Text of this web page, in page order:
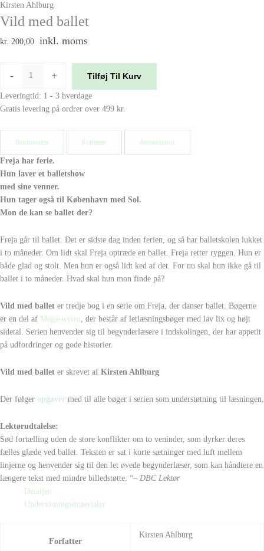
Kirsten Ahlburg
Vild med ballet
kr. 200,00 inkl. moms
- + Tilføj Til Kurv
Leveringtid: 1 - 3 hverdage
Gratis levering på ordrer over 499 kr.
Beksrivelse Forfatter Anmeldelser
Freja har ferie.
Hun laver et balletshow
med sine venner.
Hun tager også til København med Sol.
Mon de kan se ballet der?
Freja går til ballet. Det er sidste dag inden ferien, og så har balletskolen lukket
i to måneder. Om lidt skal Freja optræde en ballet. Freja retter ryggen. Hun er
både glad og stolt. Men hun er også lidt ked af det. For nu skal hun ikke gå til
ballet i to måneder. Hvad skal hun mon finde på?
Vild med ballet er tredje bog i en serie om Freja, der danser ballet. Bøgerne
er en del af Mega-serien , der består af letlæsningsbøger med lav lix og højt
sidetal. Serien henvender sig til begynderlæsere i indskolingen, der har appetit
på udfordringer og gode historier.
Vild med ballet er skrevet af Kirsten Ahlburg
Der følger opgaver med til alle bøger i serien som understøtning til læsningen.
Lektørudtalelse:
Sød fortælling uden de store konflikter om to veninder, som dyrker deres
fælles glæde ved ballet. Teksten er sat i korte sætninger med luft mellem
linjerne og henvender sig til den let øvede begynderlæser, som kan håndtere en
længere tekst med mindre billedstøtte. “– DBC Lektør
Detaljer
Undervisningsmaterialer
Forfatter
Kirsten Ahlburg